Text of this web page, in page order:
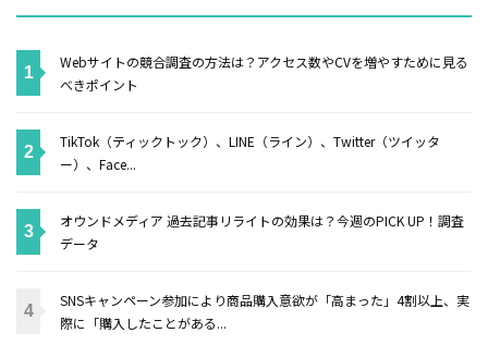
Webサイトの競合調査の方法は？アクセス数やCVを増やすために見る
べきポイント
TikTok（ティックトック）、LINE（ライン）、Twitter（ツイッタ
ー）、Face...
オウンドメディア 過去記事リライトの効果は？今週のPICK UP！調査
データ
SNSキャンペーン参加により商品購入意欲が「高まった」4割以上、実
際に「購入したことがある...